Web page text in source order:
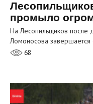
промыло
На Лесопильщиков
Ломоносова завершается
68